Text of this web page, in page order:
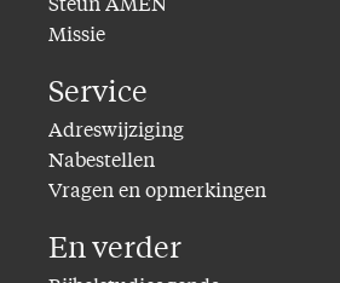
Steun AMEN
Missie
Service
Adreswijziging
Nabestellen
Vragen en opmerkingen
En verder